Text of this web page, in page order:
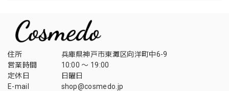
住所
兵庫県神戸市東灘区向洋町中6-9
営業時間
10:00 〜 19:00
定休日
日曜日
E-mail
shop@cosmedo.jp